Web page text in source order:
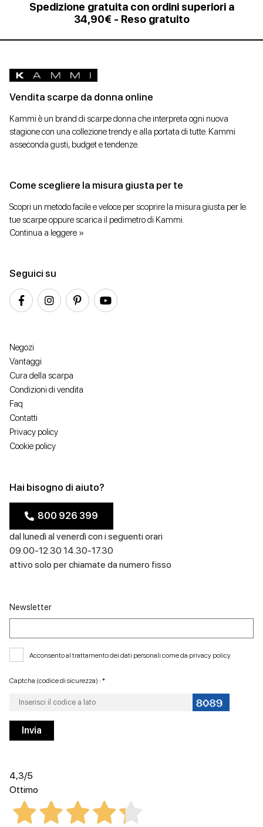
Spedizione gratuita con ordini superiori a
34,90€ - Reso gratuito
Vendita scarpe da donna online
Kammi è un brand di scarpe donna che interpreta ogni nuova
stagione con una collezione trendy e alla portata di tutte. Kammi
asseconda gusti, budget e tendenze.
Come scegliere la misura giusta per te
Scopri un metodo facile e veloce per scoprire la misura giusta per le
tue scarpe oppure scarica il pedimetro di Kammi.
Continua a leggere »
Seguici su
Negozi
Vantaggi
Cura della scarpa
Condizioni di vendita
Faq
Contatti
Privacy policy
Cookie policy
Hai bisogno di aiuto?
800 926 399
dal lunedì al venerdì con i seguenti orari
09.00-12.30 14.30-17.30
attivo solo per chiamate da numero fisso
Newsletter
Acconsento al trattamento dei dati personali come da privacy policy
Captcha (codice di sicurezza) : *
4,3/5
Ottimo